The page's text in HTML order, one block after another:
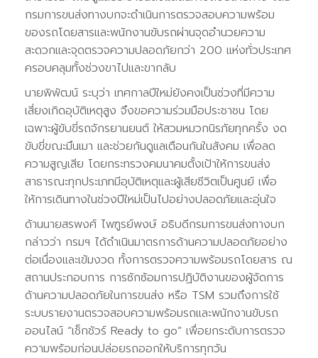
กรมการขนส่งทางบกจะดำเนินการตรวจสอบความพร้อม
ของรถโดยสารและพนักงานขับรถผ่านจุดอำนวยความ
สะดวกและจุดตรวจความปลอดภัยกว่า 200 แห่งทั่วประเทศ
ครอบคลุมทั้งช่วงขาไปและขากลับ
นายพิพัฒน์ ระบุว่า เทศกาลปีใหม่ยังคงเป็นช่วงที่มีความ
เสี่ยงเกิดอุบัติเหตุสูง จึงขอความร่วมมือประชาชน โดย
เฉพาะผู้ขับขี่รถจักรยานยนต์ ให้สวมหมวกนิรภัยทุกครั้ง งด
ขับขี่ขณะมึนเมา และช่วยกันดูแลเตือนกันในสังคม เพื่อลด
ความสูญเสีย โดยกระทรวงคมนาคมตั้งเป้าให้การขนส่ง
สาธารณะทุกประเภทมีอุบัติเหตุและผู้เสียชีวิตเป็นศูนย์ เพื่อ
ให้การเดินทางในช่วงปีใหม่เป็นไปอย่างปลอดภัยและอุ่นใจ
ด้านนายสรพงศ์ ไพฑูรย์พงษ์ อธิบดีกรมการขนส่งทางบก
กล่าวว่า กรมฯ ได้ดำเนินมาตรการด้านความปลอดภัยอย่าง
ต่อเนื่องและเข้มงวด ทั้งการตรวจความพร้อมรถโดยสาร ณ
สถานประกอบการ การซักซ้อมการปฏิบัติงานของผู้จัดการ
ด้านความปลอดภัยในการขนส่ง หรือ TSM รวมถึงการใช้
ระบบรายงานตรวจสอบความพร้อมรถและพนักงานขับรถ
ออนไลน์ “เช็กชัวร์ Ready to go” เพื่อยกระดับการตรวจ
ความพร้อมก่อนปล่อยรถออกให้บริการทุกวัน